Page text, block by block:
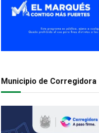
Municipio de Corregidora